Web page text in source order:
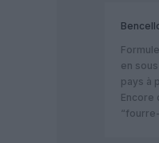
en
pays à
Encore